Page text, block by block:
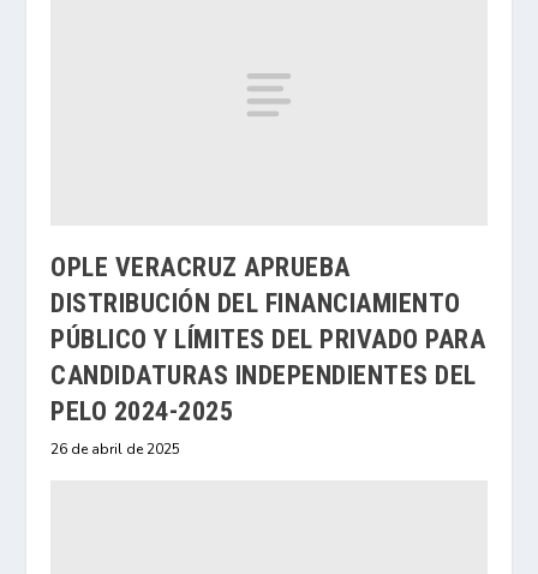
OPLE VERACRUZ APRUEBA
DISTRIBUCIÓN DEL FINANCIAMIENTO
PÚBLICO Y LÍMITES DEL PRIVADO PARA
CANDIDATURAS INDEPENDIENTES DEL
PELO 2024-2025
26 de abril de 2025